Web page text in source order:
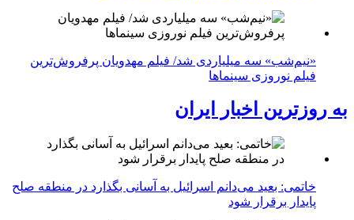
«نیم‌شب» سه میلیاردی شد/ فیلم مهدویان پرفروش‌ترین
فیلم نوروزی سینماها
به روزترین اخبار ایران
خاتمی: بعید می‌دانم اسرائیل به آسانی بگذارد در منطقه صلح
پایدار برقرار شود